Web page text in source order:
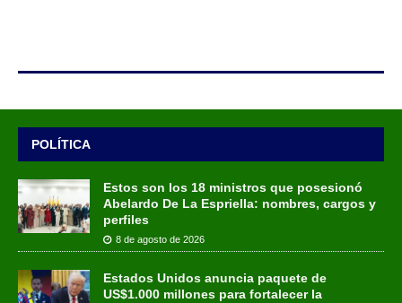
POLÍTICA
Estos son los 18 ministros que posesionó
Abelardo De La Espriella: nombres, cargos y
perfiles
8 de agosto de 2026
Estados Unidos anuncia paquete de
US$1.000 millones para fortalecer la